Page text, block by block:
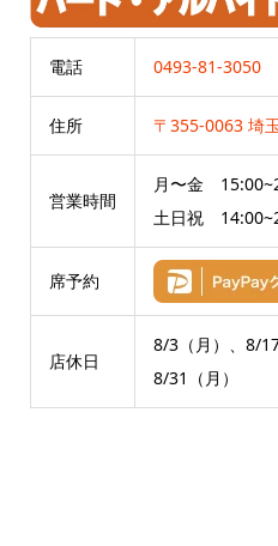
電話 0493-81-3050
住所 〒355-0063 埼
営業時間
月〜金
土日祝
席予約
店休日
8/3（月）、8/
8/31（月）